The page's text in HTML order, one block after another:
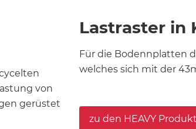
von
gerüstet
Lastraster in
Für die Bodennplatten
welches sich mit der
zu den HEAVY